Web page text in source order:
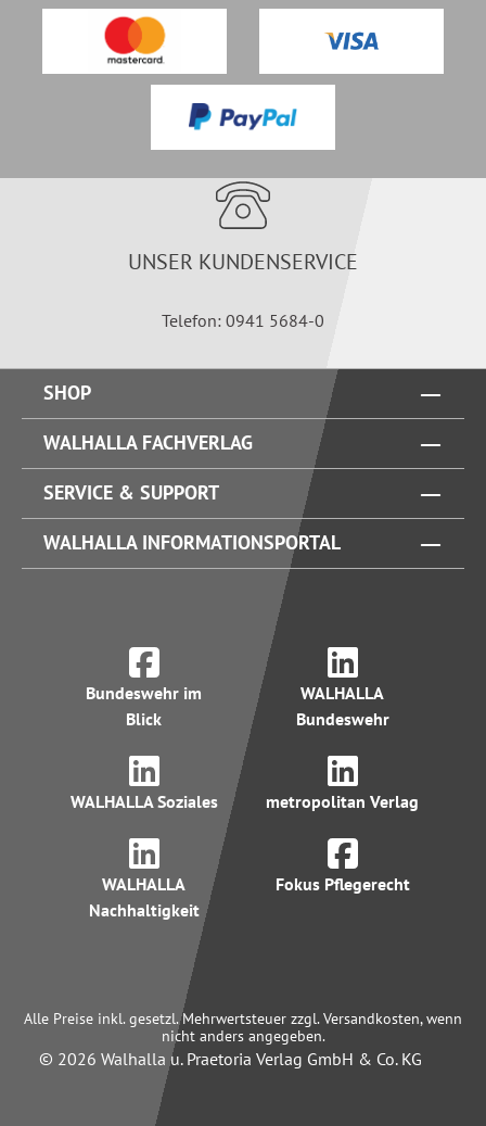
UNSER KUNDENSERVICE
Telefon: 0941 5684-0
SHOP
WALHALLA FACHVERLAG
SERVICE & SUPPORT
WALHALLA INFORMATIONSPORTAL
Bundeswehr im
Blick
WALHALLA
Bundeswehr
WALHALLA Soziales metropolitan Verlag
WALHALLA
Nachhaltigkeit
Fokus Pflegerecht
Alle Preise inkl. gesetzl. Mehrwertsteuer zzgl. Versandkosten, wenn
nicht anders angegeben.
© 2026 Walhalla u. Praetoria Verlag GmbH & Co. KG